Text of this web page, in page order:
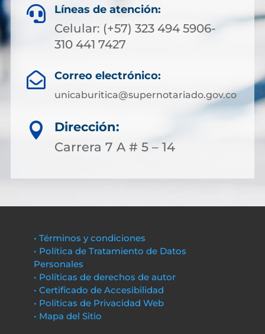
 Líneas de atención:
Celular: (+57) 323 494 5906-
310 441 7427
 Correo electrónico:
unicaburitica@supernotariado.gov.co

Dirección:
Carrera 7 A # 5 – 14
• Términos y condiciones
• Política de Tratamiento de Datos
Personales
• Políticas de derechos de autor
• Certificado de Accesibilidad
• Políticas de Privacidad Web
• Mapa del Sitio